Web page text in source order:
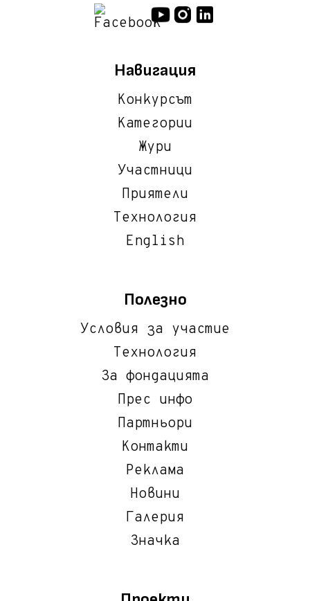
Навигация
Конкурсът
Категории
Жури
Участници
Приятели
Технология
English
Полезно
Условия за участие
Технология
За фондацията
Прес инфо
Партньори
Контакти
Реклама
Новини
Галерия
Значка